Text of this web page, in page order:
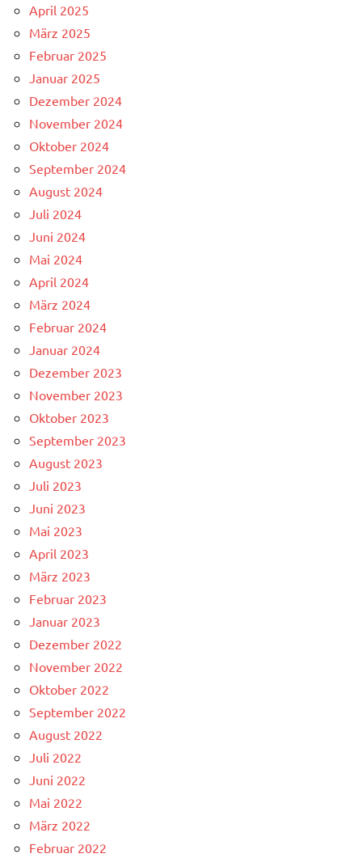
April 2025
März 2025
Februar 2025
Januar 2025
Dezember 2024
November 2024
Oktober 2024
September 2024
August 2024
Juli 2024
Juni 2024
Mai 2024
April 2024
März 2024
Februar 2024
Januar 2024
Dezember 2023
November 2023
Oktober 2023
September 2023
August 2023
Juli 2023
Juni 2023
Mai 2023
April 2023
März 2023
Februar 2023
Januar 2023
Dezember 2022
November 2022
Oktober 2022
September 2022
August 2022
Juli 2022
Juni 2022
Mai 2022
März 2022
Februar 2022